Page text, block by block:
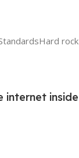
rock
internet inside